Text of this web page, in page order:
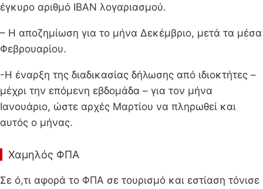
έγκυρο αριθμό IBAN λογαριασμού.
– Η αποζημίωση για το μήνα Δεκέμβριο, μετά τα μέσα
Φεβρουαρίου.
-Η έναρξη της διαδικασίας δήλωσης από ιδιοκτήτες –
μέχρι την επόμενη εβδομάδα – για τον μήνα
Ιανουάριο, ώστε αρχές Μαρτίου να πληρωθεί και
αυτός ο μήνας.
Χαμηλός ΦΠΑ
Σε ό,τι αφορά το ΦΠΑ σε τουρισμό και εστίαση τόνισε